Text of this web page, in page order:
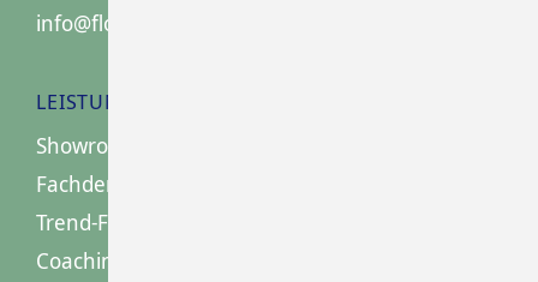
info@florales-anjaersing.de
LEISTUNGEN
Showroom-Gestaltung
Fachdemos
Trend-Floristik
Coaching / Workshops